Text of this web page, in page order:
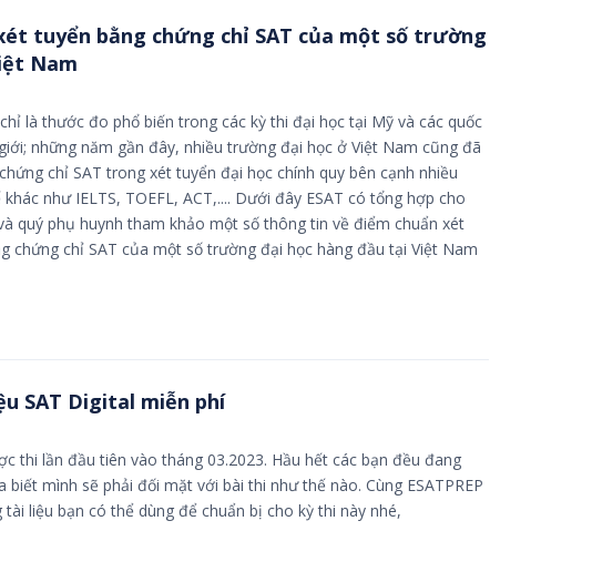
tuyển bằng chứng chỉ SAT của một số trường
Nam
là thước đo phổ biến trong các kỳ thi đại học tại Mỹ và các quốc
những năm gần đây, nhiều trường đại học ở Việt Nam cũng đã
chỉ SAT trong xét tuyển đại học chính quy bên cạnh nhiều
như IELTS, TOEFL, ACT,.... Dưới đây ESAT có tổng hợp cho
quý phụ huynh tham khảo một số thông tin về điểm chuẩn xét
chứng chỉ SAT của một số trường đại học hàng đầu tại Việt Nam
SAT Digital miễn phí
thi lần đầu tiên vào tháng 03.2023. Hầu hết các bạn đều đang
biết mình sẽ phải đối mặt với bài thi như thế nào. Cùng ESATPREP
liệu bạn có thể dùng để chuẩn bị cho kỳ thi này nhé,